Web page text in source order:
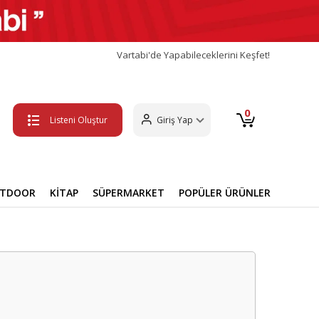
Vartabi'de Yapabileceklerini Keşfet!
Listeni Oluştur Giriş Yap 0
KİTAP SÜPERMARKET POPÜLER ÜRÜNLER